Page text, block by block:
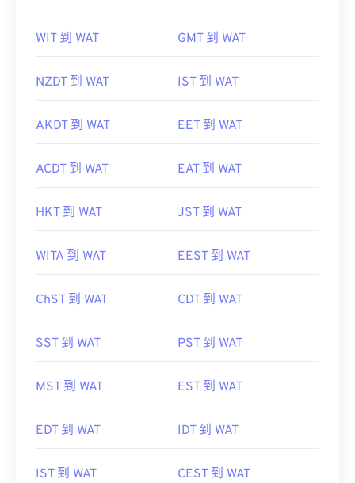
WIT 到 WAT GMT 到 WAT
NZDT 到 WAT IST 到 WAT
AKDT 到 WAT EET 到 WAT
ACDT 到 WAT EAT 到 WAT
HKT 到 WAT JST 到 WAT
WITA 到 WAT EEST 到 WAT
ChST 到 WAT CDT 到 WAT
SST 到 WAT PST 到 WAT
MST 到 WAT EST 到 WAT
EDT 到 WAT IDT 到 WAT
IST 到 WAT CEST 到 WAT